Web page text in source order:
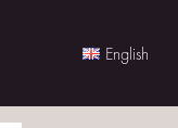
English